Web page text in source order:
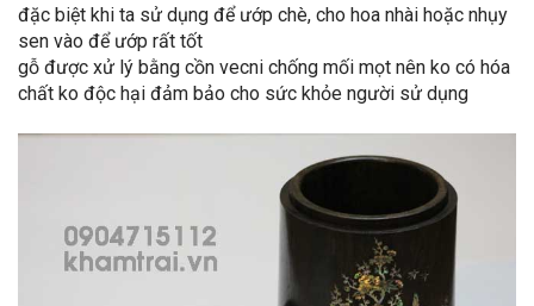
đặc biệt khi ta sử dụng để ướp chè, cho hoa nhài hoặc nhụy
sen vào để ướp rất tốt
gỗ được xử lý bằng cồn vecni chống mối mọt nên ko có hóa
chất ko độc hại đảm bảo cho sức khỏe người sử dụng